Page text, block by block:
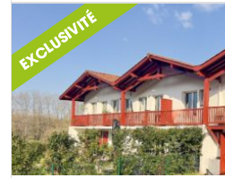
DÉCOUVRIR CE BIEN
EXCLUSIVITÉ